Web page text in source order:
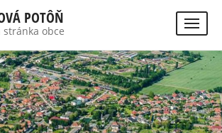
na
obsah
POTÔŇ
obce
site
version
Hladať